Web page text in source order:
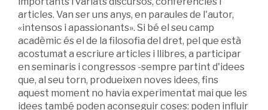
articles. Van ser uns anys, en paraules de l'autor,
«intensos i apassionants». Si bé el seu camp
acadèmic és el de la filosofia del dret, pel que està
acostumat a escriure articles i llibres, a participar
en seminaris i congressos -sempre partint d'idees
que, al seu torn, produeixen noves idees, fins
aquest moment no havia experimentat mai que les
idees també poden aconseguir coses: poden influir